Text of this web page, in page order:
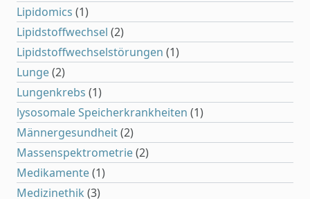
Lipidomics (1)
Lipidstoffwechsel (2)
Lipidstoffwechselstörungen (1)
Lunge(2)
Lungenkrebs (1)
lysosomale Speicherkrankheiten (1)
Männergesundheit(2)
Massenspektrometrie(2)
Medikamente(1)
Medizinethik (3)